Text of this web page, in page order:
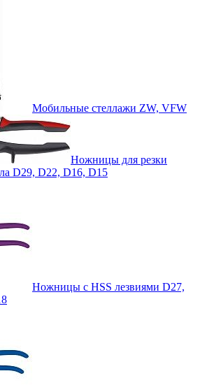
Мобильные стеллажи ZW, VFW
Ножницы для резки
D29, D22, D16, D15
Ножницы с HSS лезвиями D27,